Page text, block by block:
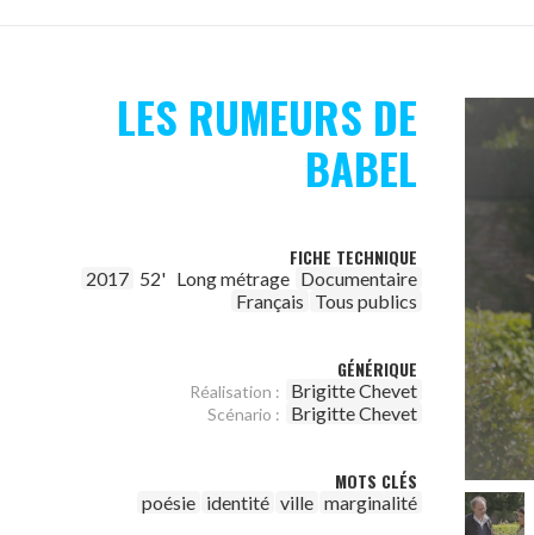
LES RUMEURS DE
BABEL
FICHE TECHNIQUE
2017 52' Long métrage Documentaire
Français Tous publics
GÉNÉRIQUE
Réalisation : Brigitte Chevet
Scénario : Brigitte Chevet
MOTS CLÉS
poésie identité ville marginalité